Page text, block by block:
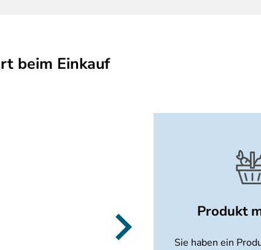
beim Einkauf
Produkt
Sie haben ein